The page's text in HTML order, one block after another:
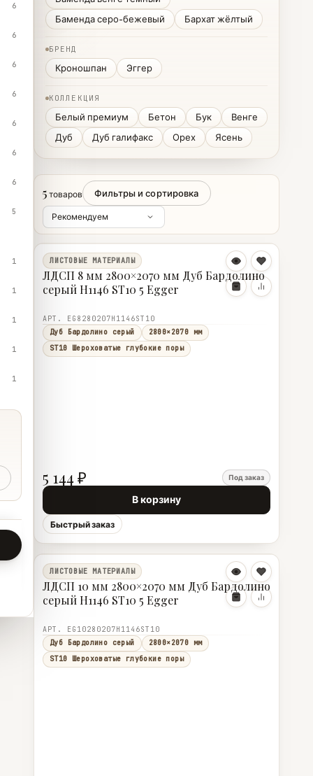
6
6
6
6
6
6
6
5
1
1
1
1
1
Баменда серо-бежевый
Бархат жёлтый
БРЕНД
Кроношпан Эггер
КОЛЛЕКЦИЯ
Белый премиум Бетон Бук
Венге
Дуб
Дуб галифакс Орех Ясень
5 товаров Фильтры и сортировка
ЛИСТОВЫЕ МАТЕРИАЛЫ
ЛДСП 8 мм 2800×2070 мм Дуб Бардолино
серый H1146 ST10 5 Egger
АРТ. EG8280207H1146ST10
Дуб Бардолино серый
2800×2070 мм
ST10 Шероховатые глубокие поры
5 144 ₽ Под заказ
В корзину
Быстрый заказ
ЛИСТОВЫЕ МАТЕРИАЛЫ
ЛДСП 10 мм 2800×2070 мм Дуб Бардолино
серый H1146 ST10 5 Egger
АРТ. EG10280207H1146ST10
Дуб Бардолино серый
2800×2070 мм
ST10 Шероховатые глубокие поры